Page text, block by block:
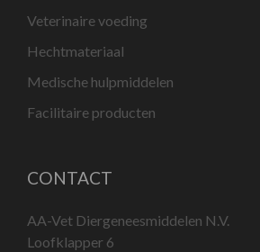
Veterinaire voeding
Hechtmateriaal
Medische hulpmiddelen
Facilitaire producten
CONTACT
AA-Vet Diergeneesmiddelen N.V.
Loofklapper 6